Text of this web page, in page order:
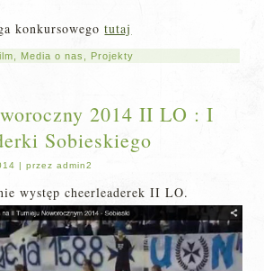
konkursowegotutaj
Media o nas Projekty
2014 II LO : I
Sobieskiego
|przez admin2
występ cheerleaderek II LO.